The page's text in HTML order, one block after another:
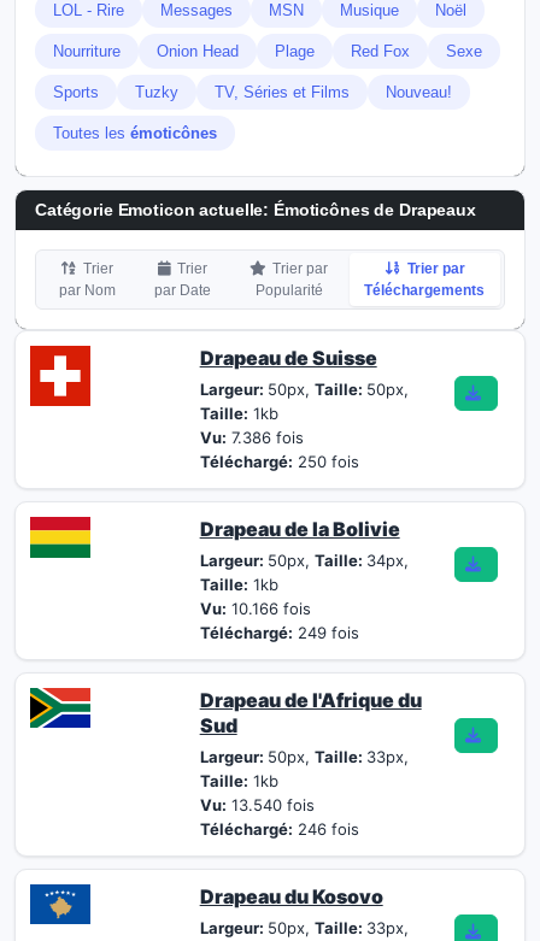
LOL - Rire Messages MSN Musique Noël
Nourriture Onion Head Plage Red Fox Sexe
Sports Tuzky TV, Séries et Films Nouveau!
Toutes les émoticônes
Catégorie Emoticon actuelle: Émoticônes de Drapeaux
Trier
par Nom
Trier
par Date
Trier par
Popularité
Trier par
Téléchargements
Drapeau de Suisse
Largeur: 50px, Taille: 50px,
Taille: 1kb
Vu: 7.386 fois
Téléchargé: 250 fois
Drapeau de la Bolivie
Largeur: 50px, Taille: 34px,
Taille: 1kb
Vu: 10.166 fois
Téléchargé: 249 fois
Drapeau de l'Afrique du
Sud
Largeur: 50px, Taille: 33px,
Taille: 1kb
Vu: 13.540 fois
Téléchargé: 246 fois
Drapeau du Kosovo
Largeur: 50px, Taille: 33px,